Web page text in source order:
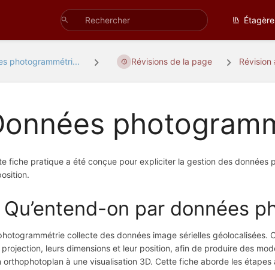
photogrammétri... Révisions de la page Révision
fiche pratique a été conçue pour expliciter la gestion des données
Qu’entend-on par données
collecte des données image sérielles
projection, leurs dimensions et leur position, afin de produire des
orthophotoplan à une visualisation 3D. Cette fiche aborde les